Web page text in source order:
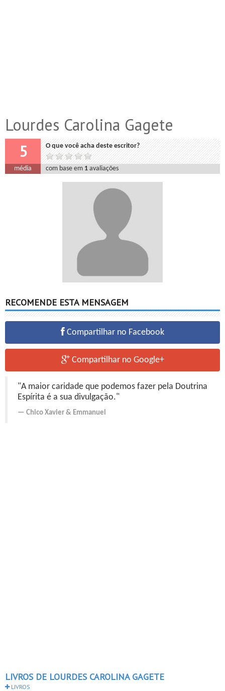
Lourdes Carolina Gagete
5 O que você acha deste escritor?
média com base em 1 avaliações
RECOMENDE ESTA MENSAGEM
Compartilhar no Facebook
Compartilhar no Google+
"A maior caridade que podemos fazer pela Doutrina
Espírita é a sua divulgação."
Chico Xavier & Emmanuel
LIVROS DE LOURDES CAROLINA GAGETE
LIVROS